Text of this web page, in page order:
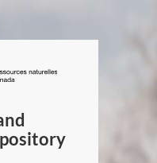
/
Canada